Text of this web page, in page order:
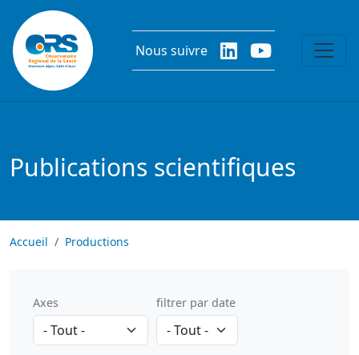
Aller au contenu principal
Nous suivre
Publications scientifiques
Accueil Productions
Axes filtrer par date